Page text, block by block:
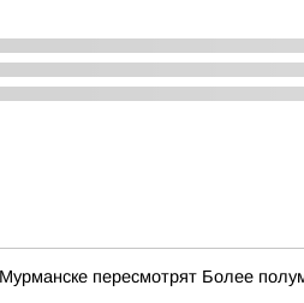
пересмотрят Более